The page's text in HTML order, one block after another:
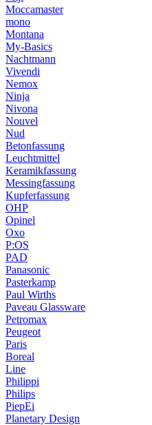
Moccamaster
mono
Montana
My-Basics
Nachtmann
Vivendi
Nemox
Ninja
Nivona
Nouvel
Nud
Betonfassung
Leuchtmittel
Keramikfassung
Messingfassung
Kupferfassung
OHP
Opinel
Oxo
P:OS
PAD
Panasonic
Pasterkamp
Paul Wirths
Paveau Glassware
Petromax
Peugeot
Paris
Boreal
Line
Philippi
Philips
PiepEi
Planetary Design